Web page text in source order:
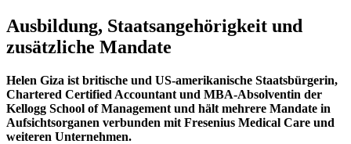
Ausbildung, Staatsangehörigkeit und
zusätzliche Mandate
Helen Giza ist britische und US-amerikanische Staatsbürgerin,
Chartered Certified Accountant und MBA-Absolventin der
Kellogg School of Management und hält mehrere Mandate in
Aufsichtsorganen verbunden mit Fresenius Medical Care und
weiteren Unternehmen.